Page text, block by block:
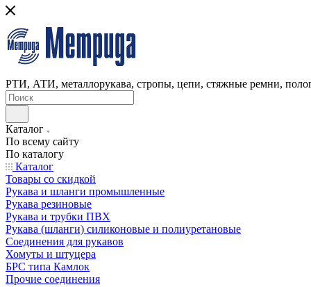
РТИ, АТИ, металлорукава, стропы, цепи, стяжные ремни,
Каталог
По всему сайту
По каталогу
Каталог
Товары со скидкой
Рукава и шланги промышленные
Рукава резиновые
Рукава и трубки ПВХ
Рукава (шланги) силиконовые и полиуретановые
Соединения для рукавов
Хомуты и штуцера
БРС типа Камлок
Прочие соединения